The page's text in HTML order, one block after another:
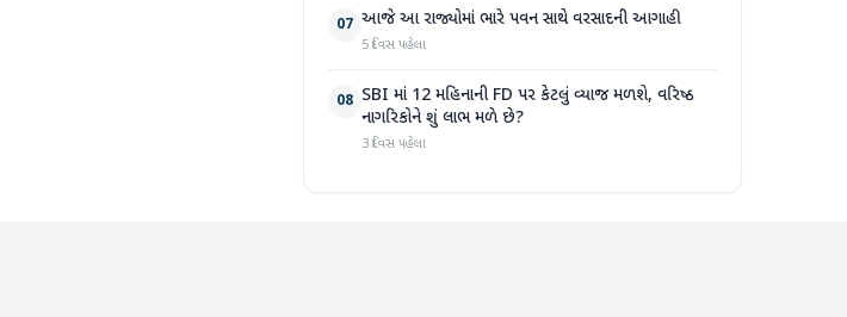
07 આજે આ રાજ્યોમાં ભારે પવન સાથે વરસાદની આગાહી
5 દિવસ પહેલા
08 SBI માં 12 મહિનાની FD પર કેટલું વ્યાજ મળશે, વરિષ્ઠ
નાગરિકોને શું લાભ મળે છે?
3 દિવસ પહેલા